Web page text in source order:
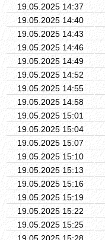
19.05.2025 14:37
19.05.2025 14:40
19.05.2025 14:43
19.05.2025 14:46
19.05.2025 14:49
19.05.2025 14:52
19.05.2025 14:55
19.05.2025 14:58
19.05.2025 15:01
19.05.2025 15:04
19.05.2025 15:07
19.05.2025 15:10
19.05.2025 15:13
19.05.2025 15:16
19.05.2025 15:19
19.05.2025 15:22
19.05.2025 15:25
19.05.2025 15:28